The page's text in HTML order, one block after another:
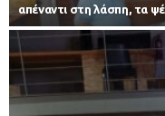
απέναντι στη λάσπη, τα